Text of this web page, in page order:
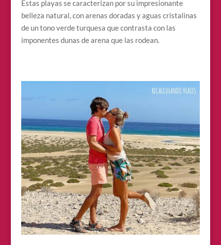
Estas playas se caracterizan por su impresionante
belleza natural, con arenas doradas y aguas cristalinas
de un tono verde turquesa que contrasta con las
imponentes dunas de arena que las rodean.